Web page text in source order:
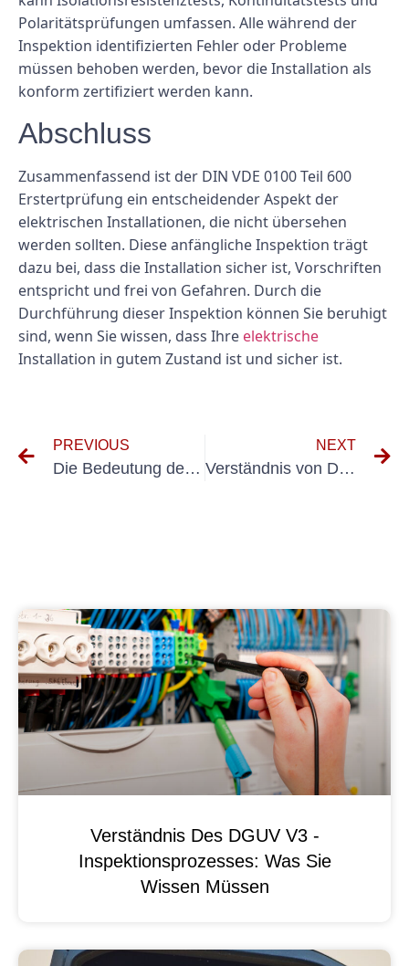
Polaritätsprüfungen umfassen. Alle während der
Inspektion identifizierten Fehler oder Probleme
müssen behoben werden, bevor die Installation als
konform zertifiziert werden kann.
Abschluss
Zusammenfassend ist der DIN VDE 0100 Teil 600
Erstertprüfung ein entscheidender Aspekt der
elektrischen Installationen, die nicht übersehen
werden sollten. Diese anfängliche Inspektion trägt
dazu bei, dass die Installation sicher ist, Vorschriften
entspricht und frei von Gefahren. Durch die
Durchführung dieser Inspektion können Sie beruhigt
sind, wenn Sie wissen, dass Ihre elektrische
Installation in gutem Zustand ist und sicher ist.
PREVIOUS
Die Bedeutung der ordnungsgemäßen elektrischen Installationstests und der Inspektion
NEXT
Verständnis von DGUV V3 -Testanforderungen für neue Geräte
Verständnis Des DGUV V3 -
Inspektionsprozesses: Was Sie
Wissen Müssen